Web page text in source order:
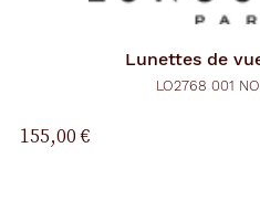
Lunettes de
LO2768 001
155,00 €